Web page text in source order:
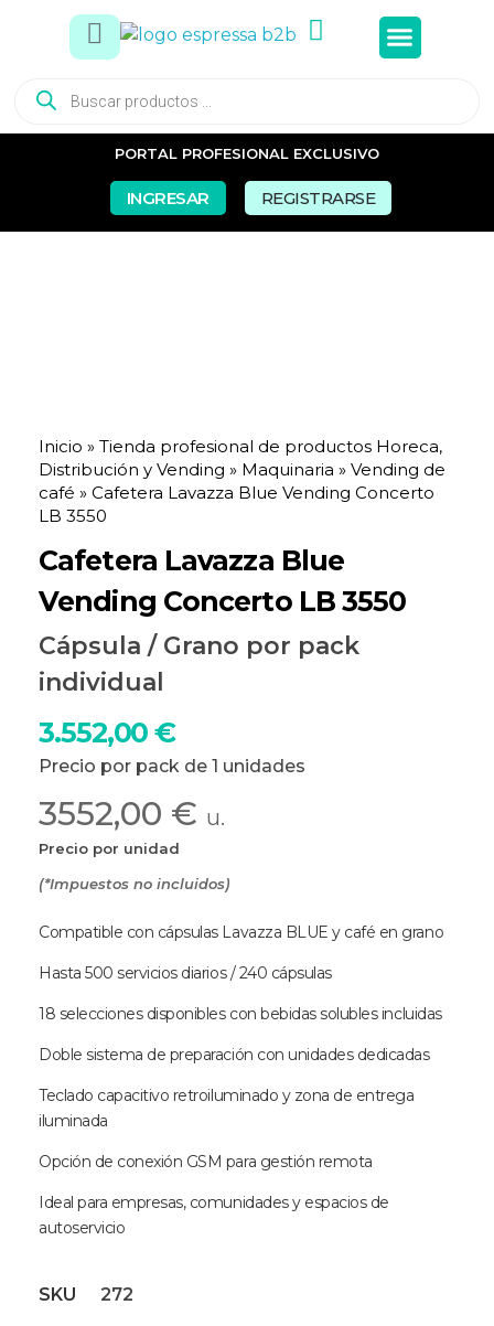
PORTAL PROFESIONAL EXCLUSIVO
INGRESAR REGISTRARSE
Inicio » Tienda profesional de productos Horeca,
Distribución y Vending » Maquinaria » Vending de
café » Cafetera Lavazza Blue Vending Concerto
LB 3550
Cafetera Lavazza Blue
Vending Concerto LB 3550
Cápsula / Grano por pack
individual
Precio por pack de 1 unidades
(*Impuestos no incluidos)
3.552,00€
Precio por unidad
Compatible con cápsulas Lavazza BLUE y café en grano
Hasta 500 servicios diarios / 240 cápsulas
18 selecciones disponibles con bebidas solubles incluidas
Doble sistema de preparación con unidades dedicadas
Teclado capacitivo retroiluminado y zona de entrega
iluminada
Opción de conexión GSM para gestión remota
Ideal para empresas, comunidades y espacios de
autoservicio
SKU 272
3552,00 € u.